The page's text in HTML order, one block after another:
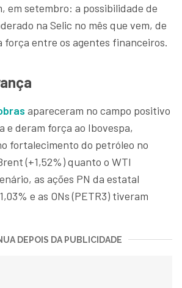
em setembro: a possibilidade de
na Selic no mês que vem, de
força entre os agentes financeiros.
apareceram no campo positivo
deram força ao Ibovespa,
fortalecimento do petróleo no
(+1,52%) quanto o WTI
as ações PN da estatal
e as ONs (PETR3) tiveram
DEPOIS DA PUBLICIDADE